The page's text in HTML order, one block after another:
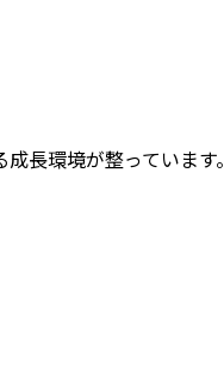
長環境が整っています。